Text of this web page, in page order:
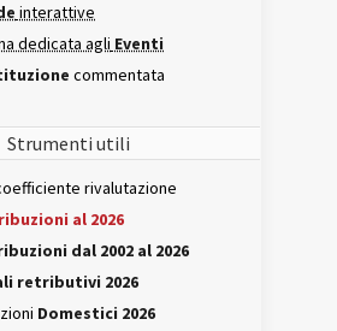
interattive
dedicata agli Eventi
commentata
Strumenti utili
rivalutazione
al 2026
dal 2002 al 2026
retributivi 2026
Domestici 2026